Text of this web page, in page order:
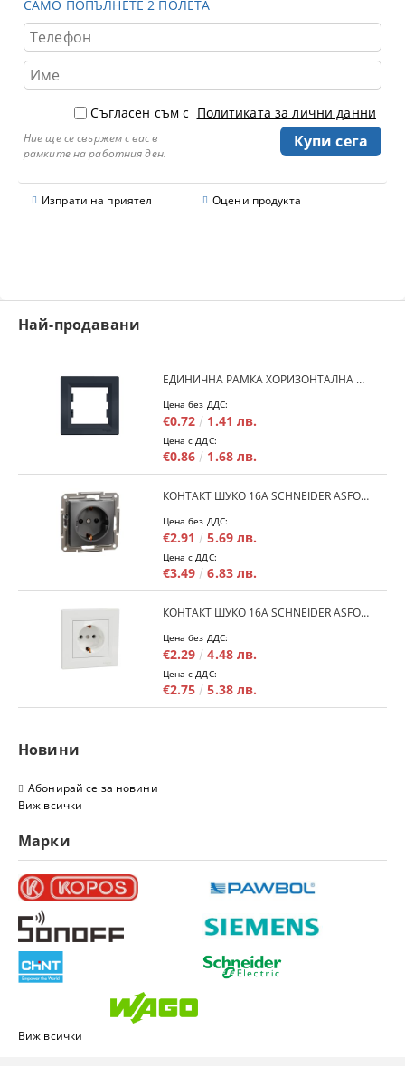
САМО ПОПЪЛНЕТЕ 2 ПОЛЕТА
Съгласен съм с Политиката за лични данни
Ние ще се свържем с вас в
рамките на работния ден.
Изпрати на приятел Оцени продукта
Най-продавани
ЕДИНИЧНА РАМКА ХОРИЗОНТАЛНА SCHNEIDER ASFORA EPH5800171 - АНТРАЦИТ
Цена без ДДС:
€0.72 1.41 лв.
Цена с ДДС:
€0.86 1.68 лв.
КОНТАКТ ШУКО 16A SCHNEIDER ASFORA EPH2900171 - АНРАЦИТ
Цена без ДДС:
€2.91 5.69 лв.
Цена с ДДС:
€3.49 6.83 лв.
КОНТАКТ ШУКО 16A SCHNEIDER ASFORA EPH2900121 - БЯЛ
Цена без ДДС:
€2.29 4.48 лв.
Цена с ДДС:
€2.75 5.38 лв.
Новини
Абонирай се за новини
Виж всички
Марки
Виж всички